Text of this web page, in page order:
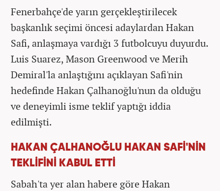
Fenerbahçe'de yarın gerçekleştirilecek
başkanlık seçimi öncesi adaylardan Hakan
Safi, anlaşmaya vardığı 3 futbolcuyu duyurdu.
Luis Suarez, Mason Greenwood ve Merih
Demiral'la anlaştığını açıklayan Safi'nin
hedefinde Hakan Çalhanoğlu'nun da olduğu
ve deneyimli isme teklif yaptığı iddia
edilmişti.
HAKAN ÇALHANOĞLU HAKAN SAFİ'NİN
TEKLİFİNİ KABUL ETTİ
Sabah'ta yer alan habere göre Hakan